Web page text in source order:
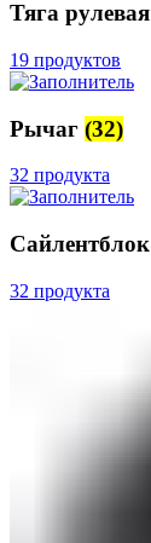
Тяга рулевая
19 продуктов
Рычаг (32)
32 продукта
Сайлентблок
32 продукта